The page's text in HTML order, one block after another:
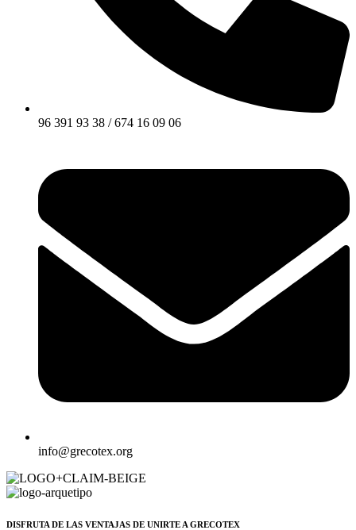
96 391 93 38 / 674 16 09 06
info@grecotex.org
DISFRUTA DE LAS VENTAJAS DE UNIRTE A GRECOTEX